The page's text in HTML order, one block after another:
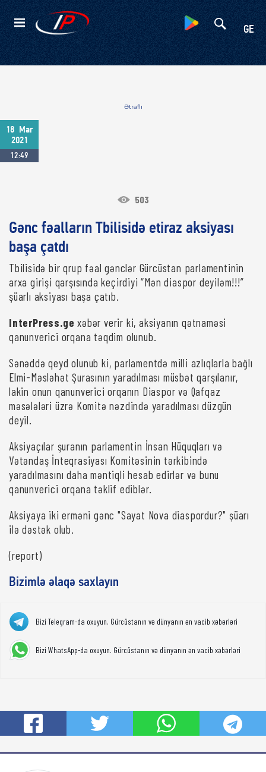
GE
Kateqoriyalar
Ətraflı
18
Mar
2021
12:49
503
Gənc fəalların Tbilisidə etiraz aksiyası
başa çatdı
Tbilisidə bir qrup fəal gənclər Gürcüstan parlamentinin
arxa girişi qarşısında keçirdiyi “Mən diaspor deyiləm!!!”
şüarlı aksiyası başa çatıb.
InterPress.ge xəbər verir ki, aksiyanın qətnaməsi
qanunverici orqana təqdim olunub.
Sənəddə qeyd olunub ki, parlamentdə milli azlıqlarla bağlı
Elmi-Məsləhət Şurasının yaradılması müsbət qarşılanır,
lakin onun qanunverici orqanın Diaspor və Qafqaz
məsələləri üzrə Komitə nəzdində yaradılması düzgün
deyil.
Aksiyaçılar şuranın parlamentin İnsan Hüquqları və
Vətəndaş İnteqrasiyası Komitəsinin tərkibində
yaradılmasını daha məntiqli hesab edirlər və bunu
qanunverici orqana təklif ediblər.
Aksiyaya iki erməni gənc "Sayat Nova diaspordur?" şüarı
ilə dəstək olub.
(report)
Bizimlə əlaqə saxlayın
Bizi Telegram-da oxuyun. Gürcüstanın və dünyanın ən vacib xəbərləri
Bizi WhatsApp-da oxuyun. Gürcüstanın və dünyanın ən vacib xəbərləri